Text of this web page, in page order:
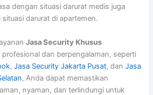
dengan situasi darurat medis juga
darurat di apartemen.
Jasa Security Khusus
profesional dan berpengalaman, seperti
,Jasa Security Jakarta Pusat, danJasa
, Anda dapat memastikan
nyaman, dan terlindungi untuk